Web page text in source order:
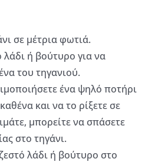
σε μέτρια φωτιά.
ή βούτυρο για να
του τηγανιού.
ένα ψηλό ποτήρι
και να το ρίξετε σε
μπορείτε να σπάσετε
στο τηγάνι.
λάδι ή βούτυρο στο